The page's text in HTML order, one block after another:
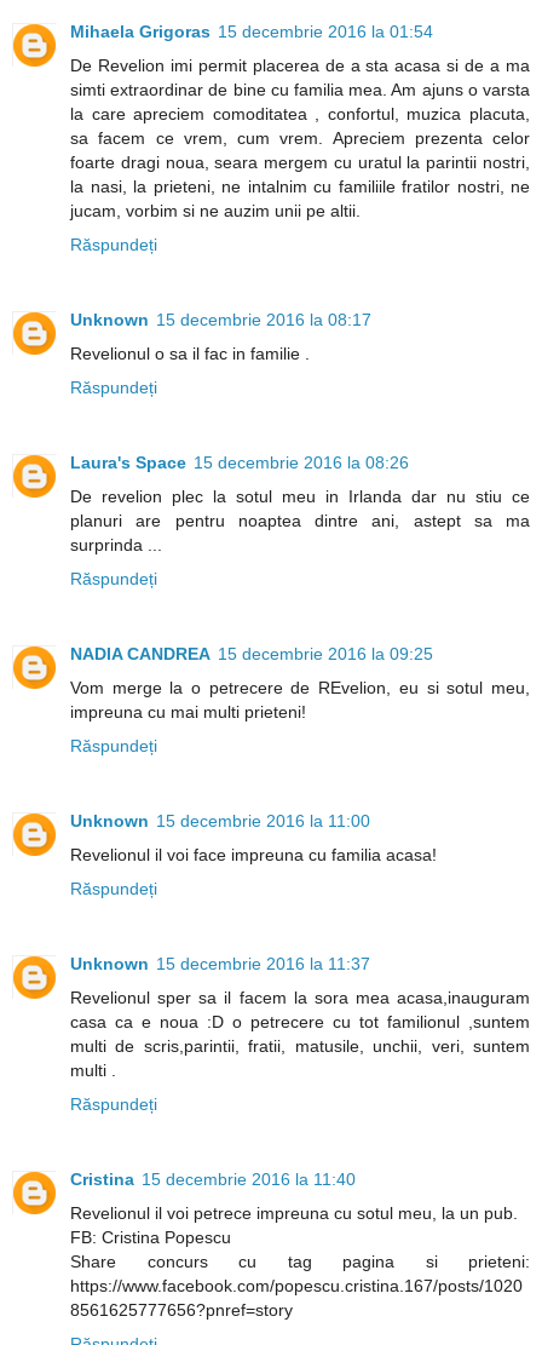
Mihaela Grigoras 15 decembrie 2016 la 01:54
De Revelion imi permit placerea de a sta acasa si de a ma
simti extraordinar de bine cu familia mea. Am ajuns o varsta
la care apreciem comoditatea , confortul, muzica placuta,
sa facem ce vrem, cum vrem. Apreciem prezenta celor
foarte dragi noua, seara mergem cu uratul la parintii nostri,
la nasi, la prieteni, ne intalnim cu familiile fratilor nostri, ne
jucam, vorbim si ne auzim unii pe altii.
Răspundeți
Unknown 15 decembrie 2016 la 08:17
Revelionul o sa il fac in familie .
Răspundeți
Laura's Space 15 decembrie 2016 la 08:26
De revelion plec la sotul meu in Irlanda dar nu stiu ce
planuri are pentru noaptea dintre ani, astept sa ma
surprinda ...
Răspundeți
NADIA CANDREA 15 decembrie 2016 la 09:25
Vom merge la o petrecere de REvelion, eu si sotul meu,
impreuna cu mai multi prieteni!
Răspundeți
Unknown 15 decembrie 2016 la 11:00
Revelionul il voi face impreuna cu familia acasa!
Răspundeți
Unknown 15 decembrie 2016 la 11:37
Revelionul sper sa il facem la sora mea acasa,inauguram
casa ca e noua :D o petrecere cu tot familionul ,suntem
multi de scris,parintii, fratii, matusile, unchii, veri, suntem
multi .
Răspundeți
Cristina 15 decembrie 2016 la 11:40
Revelionul il voi petrece impreuna cu sotul meu, la un pub.
FB: Cristina Popescu
Share concurs cu tag pagina si prieteni:
https://www.facebook.com/popescu.cristina.167/posts/1020
8561625777656?pnref=story